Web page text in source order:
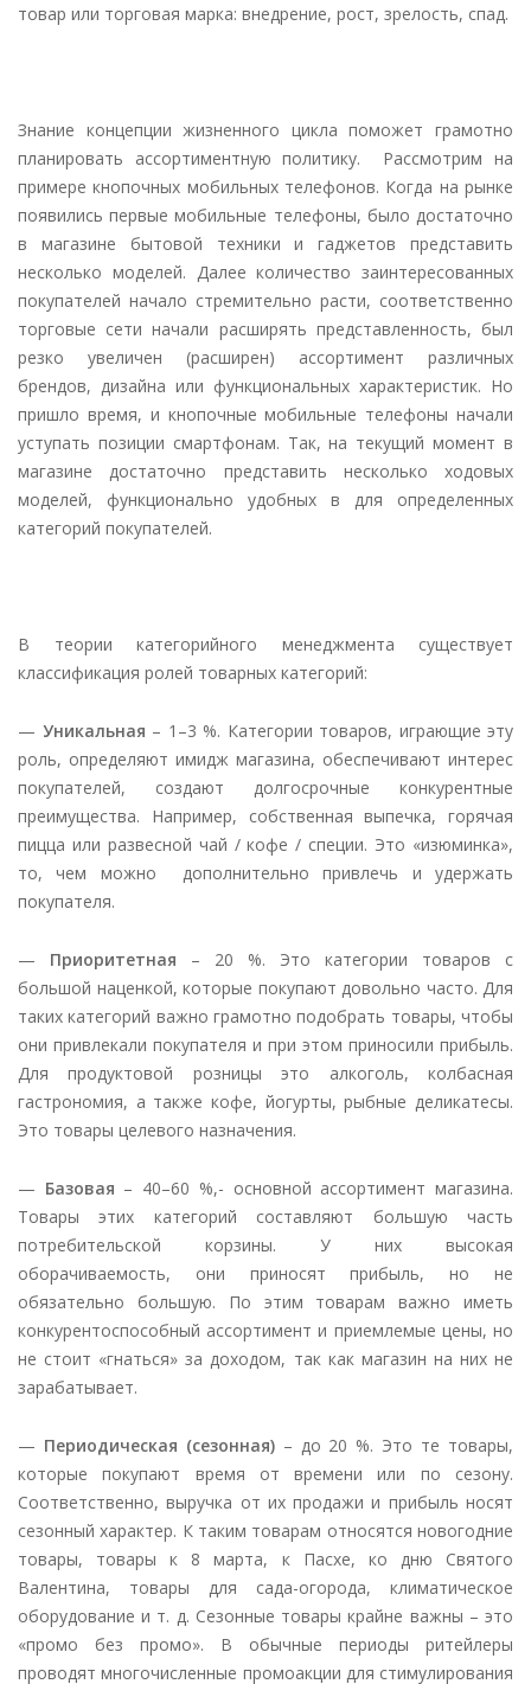
товар или торговая марка: внедрение, рост, зрелость, спад.
Знание концепции жизненного цикла поможет грамотно
планировать ассортиментную политику. Рассмотрим на
примере кнопочных мобильных телефонов. Когда на рынке
появились первые мобильные телефоны, было достаточно
в магазине бытовой техники и гаджетов представить
несколько моделей. Далее количество заинтересованных
покупателей начало стремительно расти, соответственно
торговые сети начали расширять представленность, был
резко увеличен (расширен) ассортимент различных
брендов, дизайна или функциональных характеристик. Но
пришло время, и кнопочные мобильные телефоны начали
уступать позиции смартфонам. Так, на текущий момент в
магазине достаточно представить несколько ходовых
моделей, функционально удобных в для определенных
категорий покупателей.
В теории категорийного менеджмента существует
классификация ролей товарных категорий:
— Уникальная – 1–3 %. Категории товаров, играющие эту
роль, определяют имидж магазина, обеспечивают интерес
покупателей, создают долгосрочные конкурентные
преимущества. Например, собственная выпечка, горячая
пицца или развесной чай / кофе / специи. Это «изюминка»,
то, чем можно дополнительно привлечь и удержать
покупателя.
— Приоритетная – 20 %. Это категории товаров с
большой наценкой, которые покупают довольно часто. Для
таких категорий важно грамотно подобрать товары, чтобы
они привлекали покупателя и при этом приносили прибыль.
Для продуктовой розницы это алкоголь, колбасная
гастрономия, а также кофе, йогурты, рыбные деликатесы.
Это товары целевого назначения.
— Базовая – 40–60 %,- основной ассортимент магазина.
Товары этих категорий составляют большую часть
потребительской корзины. У них высокая
оборачиваемость, они приносят прибыль, но не
обязательно большую. По этим товарам важно иметь
конкурентоспособный ассортимент и приемлемые цены, но
не стоит «гнаться» за доходом, так как магазин на них не
зарабатывает.
— Периодическая (сезонная)– до 20 %. Это те товары,
которые покупают время от времени или по сезону.
Соответственно, выручка от их продажи и прибыль носят
сезонный характер. К таким товарам относятся новогодние
товары, товары к 8 марта, к Пасхе, ко дню Святого
Валентина, товары для сада-огорода, климатическое
оборудование и т. д. Сезонные товары крайне важны – это
«промо без промо». В обычные периоды ритейлеры
проводят многочисленные промоакции для стимулирования